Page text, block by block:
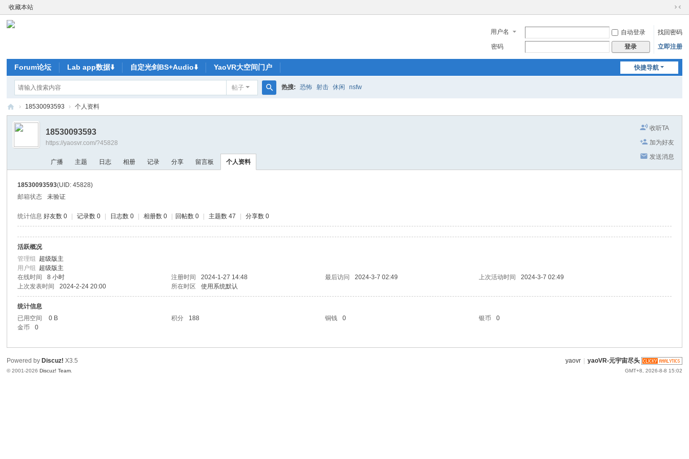
收藏本站
切
到
窄
用户名 自动登录
找回密码
密码
登录 立即注册
快捷导航
Forum论坛 Lab app数据⬇️ 自定光剑BS+Audio⬇️ YaoVR大空间门户
帖子
索
热搜: 恐怖 射击 休闲 nsfw
ya
› 18530093593 › 个人资料
收听TA
加为好友
发送消息
18530093593
https://yaosvr.com/?45828
广播 主题 日志 相册 记录 分享 留言板 个人资料
18530093593(UID: 45828)
邮箱状态
未验证
统计信息 好友数 0 记录数 0 日志数 0 相册数 0 回帖数 0 主题数 47 分享数 0
活跃概况
管理组 超级版主
用户组 超级版主
在线时间
8 小时 注册时间 2024-1-27 14:48 最后访问 2024-3-7 02:49 上次活动时间
2024-3-7 02:49
上次发表时间
2024-2-24 20:00 所在时区 使用系统默认
统计信息
已用空间
0 B 积分 188 铜钱 0 银币
0
金币
0
yaovr yaoVR-元宇宙尽头
GMT+8, 2026-8-8 15:02
Powered by Discuz! X3.5
© 2001-2026Discuz! Team